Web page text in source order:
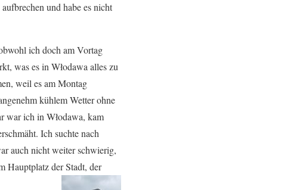
und habe es nicht
ich doch am Vortag
was es in Włodawa alles zu
weil es am Montag
kühlem Wetter ohne
war ich in Włodawa, kam
Ich suchte nach
auch nicht weiter schwierig,
Hauptplatz der Stadt, der